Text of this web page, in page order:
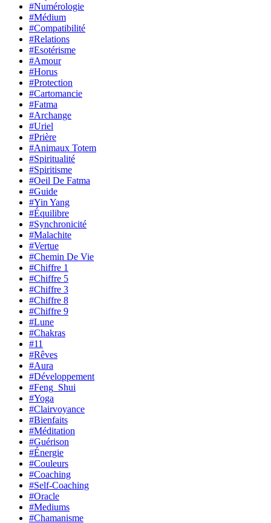
#Numérologie
#Médium
#Compatibilité
#Relations
#Esotérisme
#Amour
#Horus
#Protection
#Cartomancie
#Fatma
#Archange
#Uriel
#Prière
#Animaux Totem
#Spiritualité
#Spiritisme
#Oeil De Fatma
#Guide
#Yin Yang
#Équilibre
#Synchronicité
#Malachite
#Vertue
#Chemin De Vie
#Chiffre 1
#Chiffre 5
#Chiffre 3
#Chiffre 8
#Chiffre 9
#Lune
#Chakras
#11
#Rêves
#Aura
#Développement
#Feng_Shui
#Yoga
#Clairvoyance
#Bienfaits
#Méditation
#Guérison
#Énergie
#Couleurs
#Coaching
#Self-Coaching
#Oracle
#Mediums
#Chamanisme